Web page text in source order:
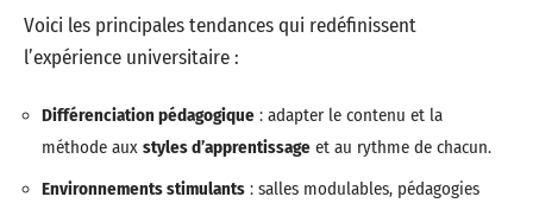
Voici les principales tendances qui redéfinissent
l’expérience universitaire :
Différenciation pédagogique : adapter le contenu et la
méthode aux styles d’apprentissage et au rythme de chacun.
Environnements stimulants : salles modulables, pédagogies